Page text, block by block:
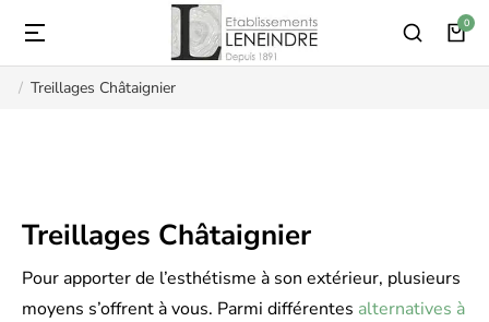
Vous êtes ici :
Treillages Châtaignier
Treillages Châtaignier
Pour apporter de l’esthétisme à son extérieur, plusieurs
moyens s’offrent à vous. Parmi différentes alternatives à